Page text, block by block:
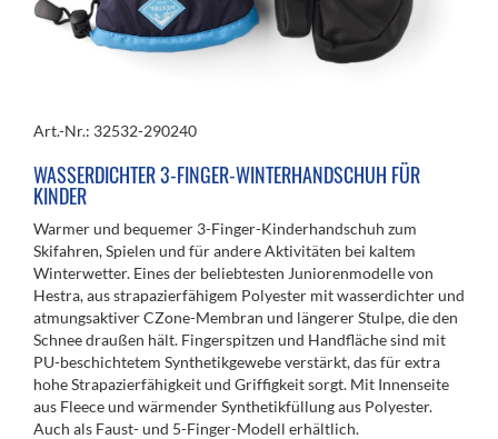
Art.-Nr.: 32532-290240
WASSERDICHTER 3-FINGER-WINTERHANDSCHUH FÜR
KINDER
Warmer und bequemer 3-Finger-Kinderhandschuh zum
Skifahren, Spielen und für andere Aktivitäten bei kaltem
Winterwetter. Eines der beliebtesten Juniorenmodelle von
Hestra, aus strapazierfähigem Polyester mit wasserdichter und
atmungsaktiver CZone-Membran und längerer Stulpe, die den
Schnee draußen hält. Fingerspitzen und Handfläche sind mit
PU-beschichtetem Synthetikgewebe verstärkt, das für extra
hohe Strapazierfähigkeit und Griffigkeit sorgt. Mit Innenseite
aus Fleece und wärmender Synthetikfüllung aus Polyester.
Auch als Faust- und 5-Finger-Modell erhältlich.